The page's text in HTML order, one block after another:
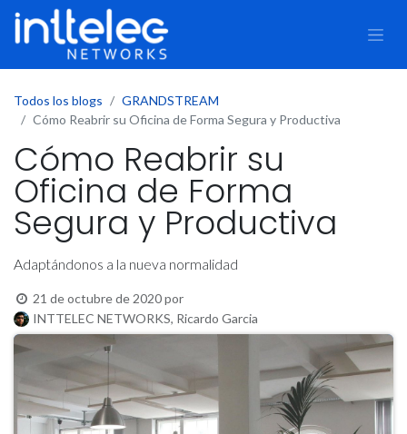
Todos los blogs
GRANDSTREAM
Cómo Reabrir su Oficina de Forma Segura y Productiva
Cómo Reabrir su
Oficina de Forma
Segura y Productiva
Adaptándonos a la nueva normalidad
21 de octubre de 2020por
INTTELEC NETWORKS, Ricardo Garcia